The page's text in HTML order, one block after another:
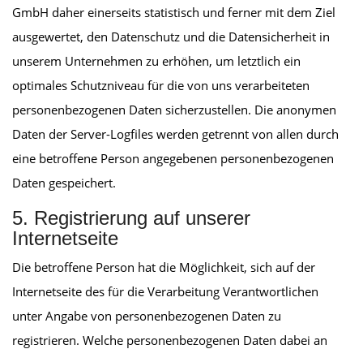
GmbH daher einerseits statistisch und ferner mit dem Ziel
ausgewertet, den Datenschutz und die Datensicherheit in
unserem Unternehmen zu erhöhen, um letztlich ein
optimales Schutzniveau für die von uns verarbeiteten
personenbezogenen Daten sicherzustellen. Die anonymen
Daten der Server-Logfiles werden getrennt von allen durch
eine betroffene Person angegebenen personenbezogenen
Daten gespeichert.
5. Registrierung auf unserer
Internetseite
Die betroffene Person hat die Möglichkeit, sich auf der
Internetseite des für die Verarbeitung Verantwortlichen
unter Angabe von personenbezogenen Daten zu
registrieren. Welche personenbezogenen Daten dabei an